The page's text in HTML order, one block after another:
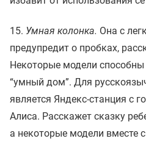
15. Умная колонка. Она с
предупредит о пробках,
Некоторые модели способны
“умный дом”. Для
является Яндекс-станция с
Алиса. Расскажет сказку
а некоторые модели вместе